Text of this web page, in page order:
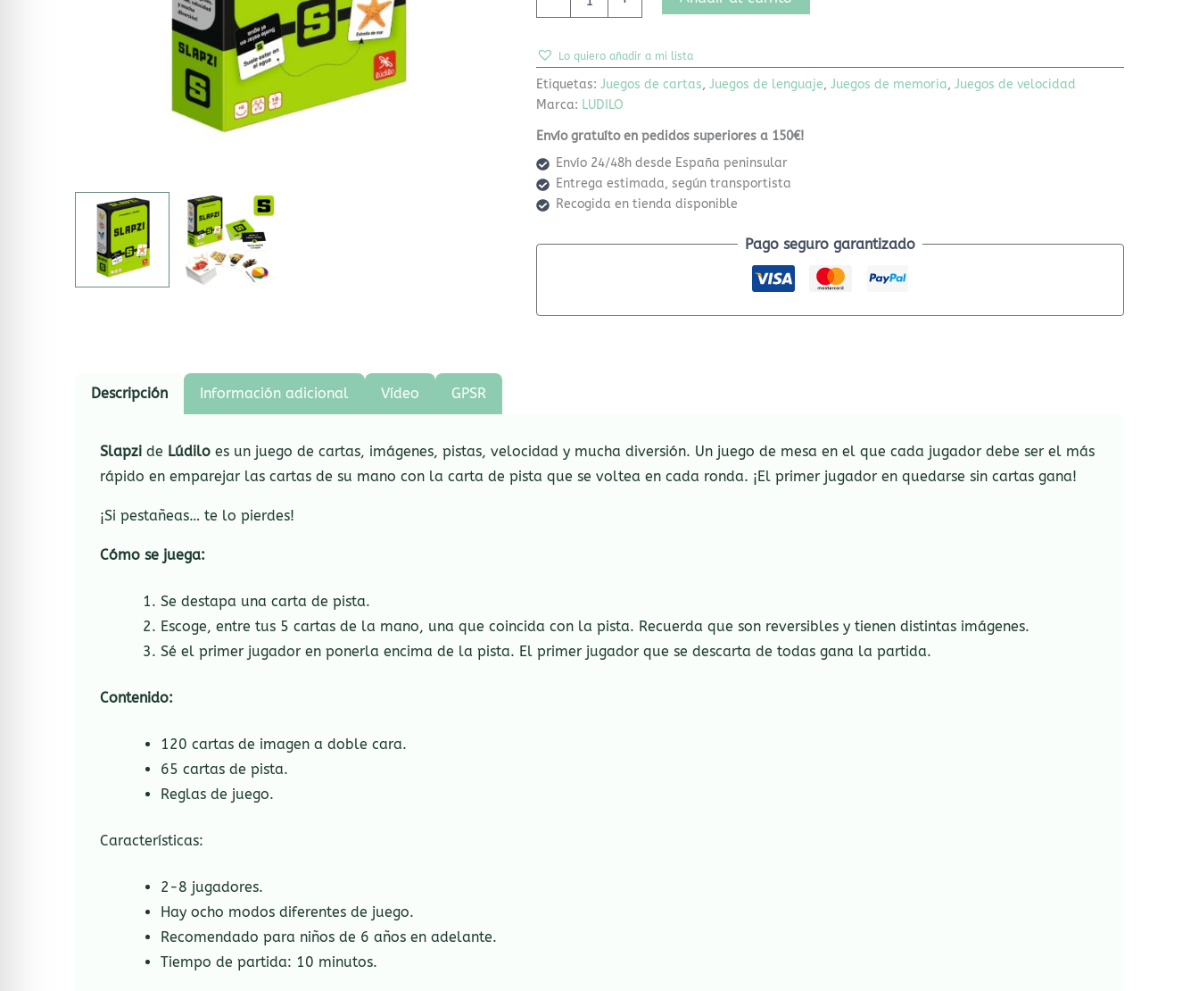
Lo quiero añadir a mi lista
Etiquetas:Juegos de cartas,Juegos de lenguaje,Juegos de memoria,Juegos de velocidad
Marca: LUDILO
Envío gratuíto en pedidos superiores a 150€!
Envío 24/48h desde España peninsular
Entrega estimada, según transportista
Recogida en tienda disponible
Pago seguro garantizado
Descripción Información adicional Vídeo GPSR
Slapzi de Lúdilo es un juego de cartas, imágenes, pistas, velocidad y mucha diversión. Un juego de mesa en el que cada jugador debe ser el más
rápido en emparejar las cartas de su mano con la carta de pista que se voltea en cada ronda. ¡El primer jugador en quedarse sin cartas gana!
¡Si pestañeas… te lo pierdes!
Cómo se juega:
Se destapa una carta de pista.
Escoge, entre tus 5 cartas de la mano, una que coincida con la pista. Recuerda que son reversibles y tienen distintas imágenes.
Sé el primer jugador en ponerla encima de la pista. El primer jugador que se descarta de todas gana la partida.
Contenido:
120 cartas de imagen a doble cara.
65 cartas de pista.
Reglas de juego.
Características:
2-8 jugadores.
Hay ocho modos diferentes de juego.
Recomendado para niños de 6 años en adelante.
Tiempo de partida: 10 minutos.